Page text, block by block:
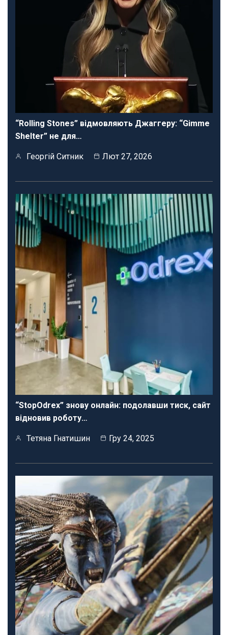
“Rolling Stones” відмовляють Джаггеру: “Gimme
Shelter” не для…
Георгій Ситник Лют 27, 2026
“StopOdrex” знову онлайн: подолавши тиск, сайт
відновив роботу…
Тетяна Гнатишин Гру 24, 2025